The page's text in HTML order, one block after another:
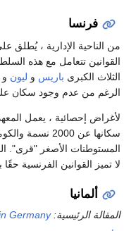
فرنسا
من الناحية الإدارية ،
القوانين تتعامل مع هذه
الثلاث الكبرى باريس و ليون و
الرغم من عدم وجود سكان
لأغراض إحصائية ، يعمل
سكانها عن
المستوطنات الأصغر "قرى".
لا تميز القوانين الفرنسية
ألمانيا
المقالة الرئيسية:Germany